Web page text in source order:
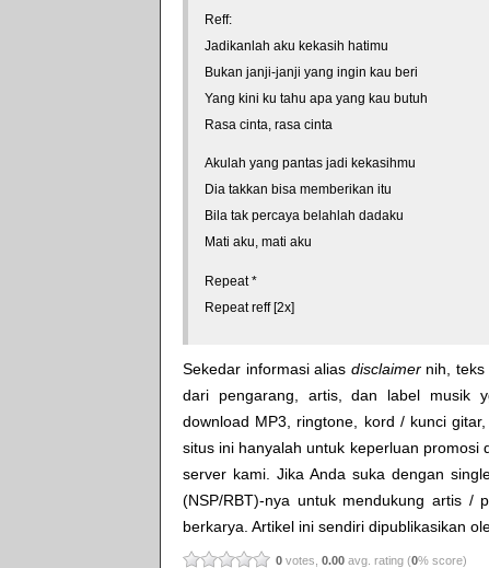
Reff:
Jadikanlah aku kekasih hatimu
Bukan janji-janji yang ingin kau beri
Yang kini ku tahu apa yang kau butuh
Rasa cinta, rasa cinta
Akulah yang pantas jadi kekasihmu
Dia takkan bisa memberikan itu
Bila tak percaya belahlah dadaku
Mati aku, mati aku
Repeat *
Repeat reff [2x]
Sekedar informasi alias disclaimernih, teks
dari pengarang, artis, dan label musik
download MP3, ringtone, kord / kunci
situs ini hanyalah untuk keperluan promosi
server kami. Jika Anda suka dengan
(NSP/RBT)-nya untuk mendukung artis /
berkarya. Artikel ini sendiri dipublikasikan
0 votes, 0.00 avg. rating (0% score)